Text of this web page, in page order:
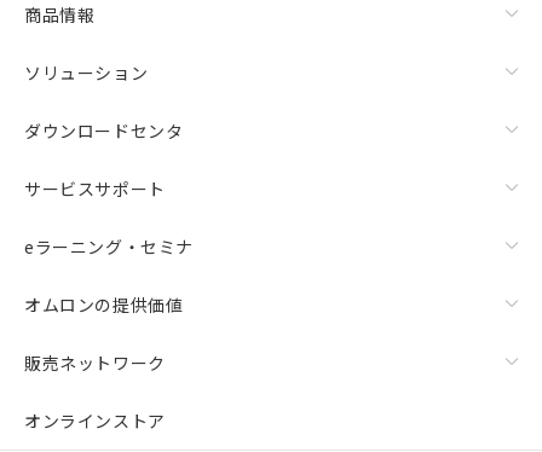
商品情報
ソリューション
ダウンロードセンタ
サービスサポート
eラーニング・セミナ
オムロンの提供価値
販売ネットワーク
オンラインストア